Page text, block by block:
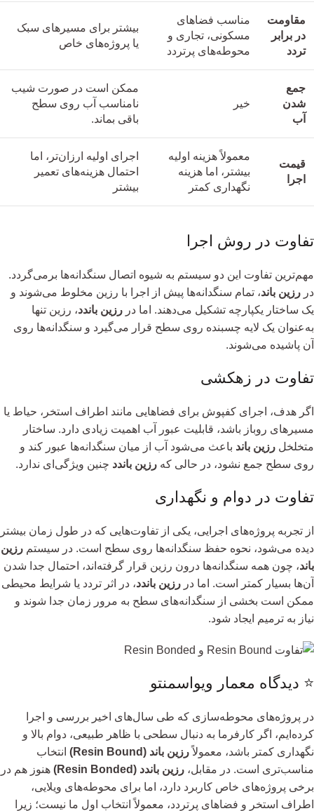
مقاومت
در برابر
تردد
مناسب فضاهای
مسکونی، تجاری و
محوطه‌های پرتردد
بیشتر برای مسیرهای سبک
یا پروژه‌های خاص
جمع
شدن
آب
خیر
ممکن است در صورت شیب
نامناسب آب روی سطح
باقی بماند.
قیمت
اجرا
معمولاً هزینه اولیه
بیشتر، اما هزینه
نگهداری کمتر
اجرای اولیه ارزان‌تر، اما
احتمال هزینه‌های تعمیر
بیشتر
تفاوت در روش اجرا
مهم‌ترین تفاوت این دو سیستم به شیوه اتصال سنگدانه‌ها برمی‌گردد.
در رزین باند، تمام سنگدانه‌ها پیش از اجرا با رزین مخلوط می‌شوند و
یک ساختار یکپارچه تشکیل می‌دهند. اما در رزین باندد، رزین تنها
به‌عنوان یک لایه چسبنده روی سطح قرار می‌گیرد و سنگدانه‌ها روی
آن پاشیده می‌شوند.
تفاوت در زهکشی
اگر هدف، اجرای کفپوش برای فضاهایی مانند اطراف استخر، حیاط یا
مسیرهای روباز باشد، قابلیت عبور آب اهمیت زیادی دارد. ساختار
متخلخل رزین باند باعث می‌شود آب از میان سنگدانه‌ها عبور کند و
روی سطح جمع نشود، در حالی که رزین باندد چنین ویژگی‌ای ندارد.
تفاوت در دوام و نگهداری
از تجربه پروژه‌های اجرایی، یکی از تفاوت‌هایی که در طول زمان بیشتر
دیده می‌شود، نحوه حفظ سنگدانه‌ها روی سطح است. در سیستم رزین
باند، چون همه سنگدانه‌ها درون رزین قرار گرفته‌اند، احتمال جدا شدن
آن‌ها بسیار کمتر است. اما در رزین باندد، در اثر تردد یا شرایط محیطی
ممکن است بخشی از سنگدانه‌های سطح به مرور زمان جدا شوند و
نیاز به ترمیم ایجاد شود.
⭐ دیدگاه معمار ویواسمنتو
در پروژه‌های محوطه‌سازی که طی سال‌های اخیر بررسی و اجرا
کرده‌ایم، اگر کارفرما به دنبال سطحی با ظاهر طبیعی، دوام بالا و
نگهداری کمتر باشد، معمولاًرزین باند (Resin Bound)
انتخاب
مناسب‌تری است. در مقابل، رزین باندد (Resin Bonded)
هنوز هم در
برخی پروژه‌های خاص کاربرد دارد، اما برای محوطه‌های ویلایی،
اطراف استخر و فضاهای پرتردد، معمولاً انتخاب اول ما نیست؛ زیرا